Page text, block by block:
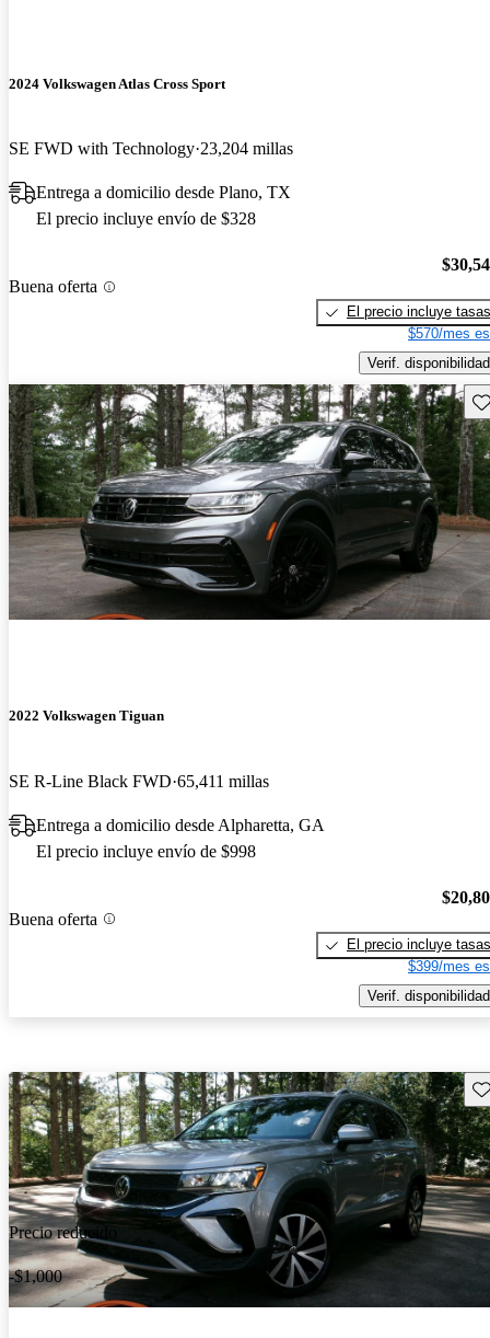
2024 Volkswagen Atlas Cross Sport
SE FWD with Technology 23,204 millas
Entrega a domicilio desde Plano, TX
El precio incluye envío de $328
Buena oferta
El precio incluye tasas
$570/mes
Verif. disponibilidad
2022 Volkswagen Tiguan
SE R-Line Black FWD 65,411 millas
Entrega a domicilio desde Alpharetta, GA
El precio incluye envío de $998
Buena oferta
El precio incluye tasas
$399/mes
Verif. disponibilidad
Precio reducido
-$1,000